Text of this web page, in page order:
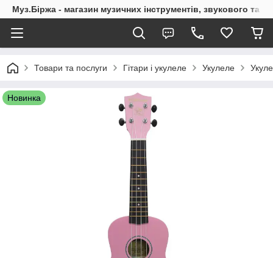
Муз.Біржа - магазин музичних інструментів, звукового та
Товари та послуги Гітари і укулеле Укулеле
Новинка